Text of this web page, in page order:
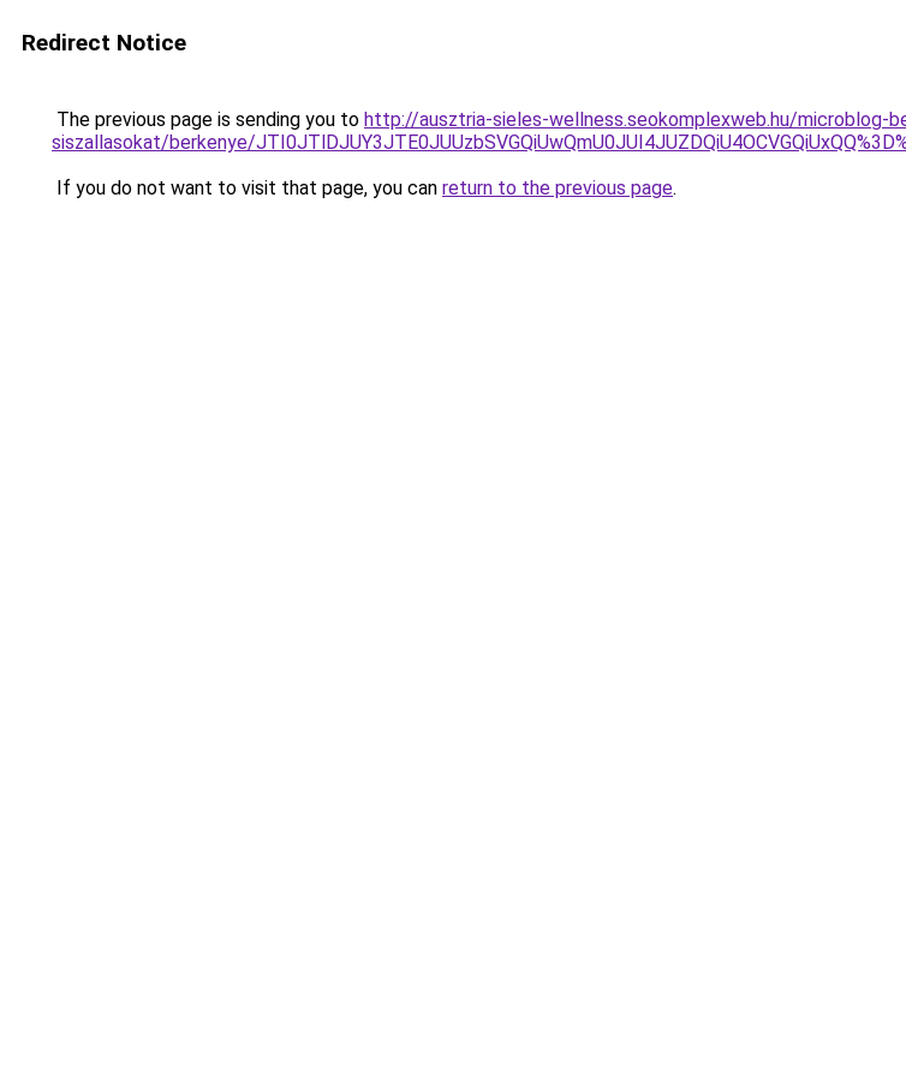
Redirect Notice
The previous page is sending you to http://ausztria-sieles-wellness.seokomplexweb.hu/microblog-
siszallasokat/berkenye/
If you do not want to visit that page, you can return to the previous page.